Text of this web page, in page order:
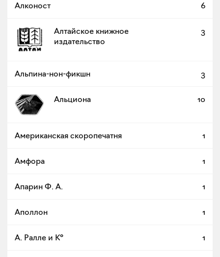
Алконост 6
Алтайское книжное
издательство
3
Альпина-нон-фикшн 3
Альциона 10
Американская скоропечатня 1
Амфора 1
Апарин Ф. А. 1
Аполлон 1
А. Ралле и К° 1